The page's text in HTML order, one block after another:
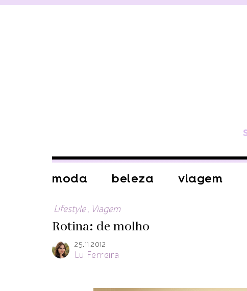
moda beleza viagem
Lifestyle , Viagem
Rotina: de molho
25.11.2012
Lu Ferreira